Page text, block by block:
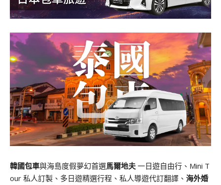
韓國包車與海島度假夢幻首選馬爾地夫 一日遊自由行、Mini T
our 私人訂製、多日遊精選行程、私人導遊代訂翻譯、 海外婚